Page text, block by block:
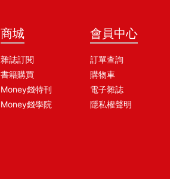
商城
雜誌訂閱
書籍購買
Money錢特刊
Money錢學院
會員中心
訂單查詢
購物車
電子雜誌
隱私權聲明